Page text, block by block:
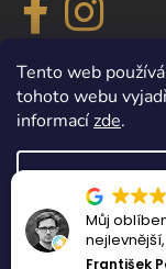
Tento web
tohoto webu
informacízde.
Copyright 2026
Můj
nejedl ani
František